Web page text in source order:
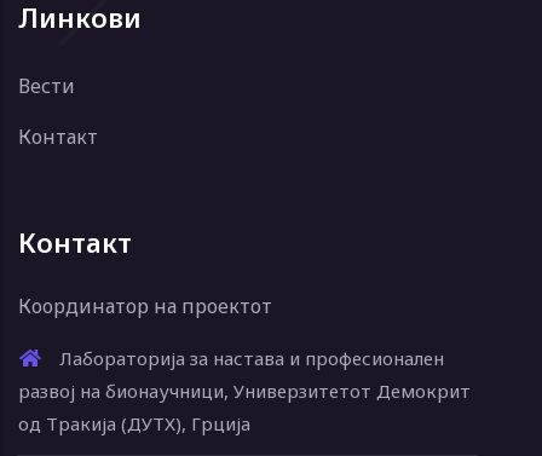
Линкови
Вести
Контакт
Контакт
Координатор на проектот
Лабораторија за настава и професионален
развој на бионаучници, Универзитетот Демокрит
од Тракија (ДУТХ), Грција